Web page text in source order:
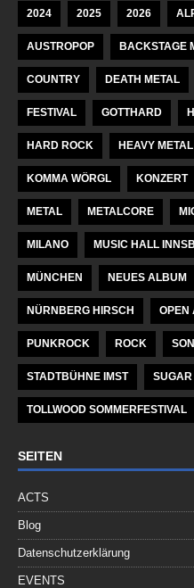
2024 2025 2026
AUSTROPOP BACKSTAGE
COUNTRY DEATH METAL
FESTIVAL GOTTHARD
HARD ROCK HEAVY METAL
KOMMA WÖRGL KONZERT
METAL METALCORE
MILANO MUSIC HALL
MÜNCHEN NEUES ALBUM
NÜRNBERG HIRSCH OPEN
PUNKROCK ROCK
STADTBÜHNE IMST
TOLLWOOD SOMMERFESTIVAL
SEITEN
ACTS
Blog
Datenschutzerklärung
EVENTS